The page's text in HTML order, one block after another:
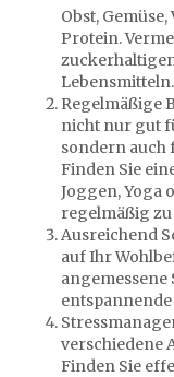
Obst,
Protein.
Lebensmitteln.
Regelmäßige
nicht nur gut
sondern auch
Finden Sie
Joggen, Yoga
regelmäßig
Ausreichend
auf Ihr
angemessene
verschiedene
Finden Sie